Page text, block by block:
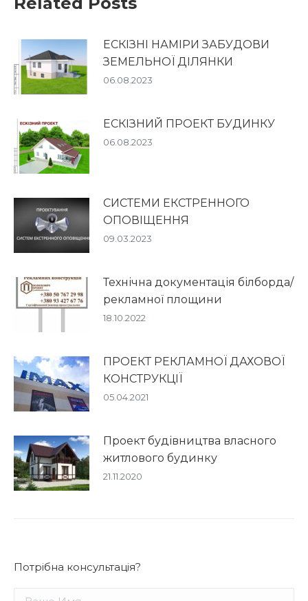
ЕСКІЗНІ НАМІРИ ЗАБУДОВИ
ЗЕМЕЛЬНОЇ ДІЛЯНКИ
06.08.2023
ЕСКІЗНИЙ ПРОЕКТ БУДИНКУ
06.08.2023
СИСТЕМИ ЕКСТРЕННОГО
ОПОВІЩЕННЯ
09.03.2023
Технічна документація білборда/
рекламної площини
18.10.2022
ПРОЕКТ РЕКЛАМНОЇ ДАХОВОЇ
КОНСТРУКЦІЇ
05.04.2021
Проект будівництва власного
житлового будинку
21.11.2020
Потрібна консультація?